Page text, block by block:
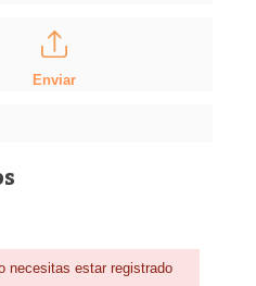
Enviar
necesitas estar registrado